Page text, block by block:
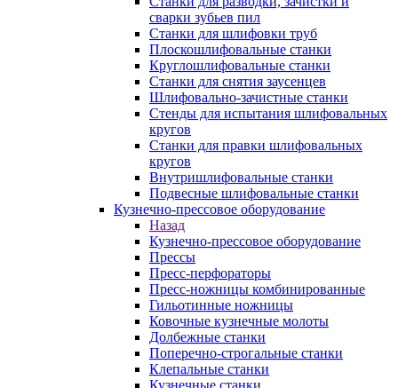
сварки зубьев пил
Станки для шлифовки труб
Плоскошлифовальные станки
Круглошлифовальные станки
Станки для снятия заусенцев
Шлифовально-зачистные станки
Стенды для испытания шлифовальных
кругов
Станки для правки шлифовальных
кругов
Внутришлифовальные станки
Подвесные шлифовальные станки
Кузнечно-прессовое оборудование
Назад
Кузнечно-прессовое оборудование
Прессы
Пресс-перфораторы
Пресс-ножницы комбинированные
Гильотинные ножницы
Ковочные кузнечные молоты
Долбежные станки
Поперечно-строгальные станки
Клепальные станки
Кузнечные станки